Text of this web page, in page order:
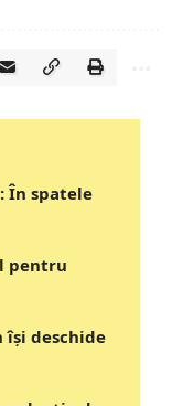
În spatele
pentru
își deschide